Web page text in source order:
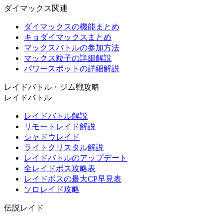
ダイマックス関連
ダイマックスの機能まとめ
キョダイマックスまとめ
マックスバトルの参加方法
マックス粒子の詳細解説
パワースポットの詳細解説
レイドバトル・ジム戦攻略
レイドバトル
レイドバトル解説
リモートレイド解説
シャドウレイド
ライトクリスタル解説
レイドバトルのアップデート
全レイドボス攻略表
レイドボスの最大CP早見表
ソロレイド攻略
伝説レイド